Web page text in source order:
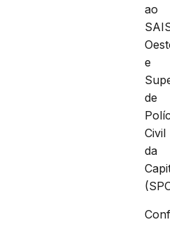
ao
e
de
Civil
da